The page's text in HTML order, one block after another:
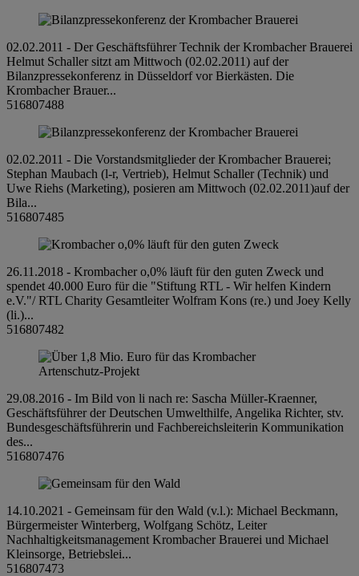
02.02.2011 - Der Geschäftsführer Technik der Krombacher Brauerei
Helmut Schaller sitzt am Mittwoch (02.02.2011) auf der
Bilanzpressekonferenz in Düsseldorf vor Bierkästen. Die
Krombacher Brauer...
516807488
02.02.2011 - Die Vorstandsmitglieder der Krombacher Brauerei;
Stephan Maubach (l-r, Vertrieb), Helmut Schaller (Technik) und
Uwe Riehs (Marketing), posieren am Mittwoch (02.02.2011)auf der
Bila...
516807485
26.11.2018 - Krombacher o,0% läuft für den guten Zweck und
spendet 40.000 Euro für die "Stiftung RTL - Wir helfen Kindern
e.V."/ RTL Charity Gesamtleiter Wolfram Kons (re.) und Joey Kelly
(li.)...
516807482
29.08.2016 - Im Bild von li nach re: Sascha Müller-Kraenner,
Geschäftsführer der Deutschen Umwelthilfe, Angelika Richter, stv.
Bundesgeschäftsführerin und Fachbereichsleiterin Kommunikation
des...
516807476
14.10.2021 - Gemeinsam für den Wald (v.l.): Michael Beckmann,
Bürgermeister Winterberg, Wolfgang Schötz, Leiter
Nachhaltigkeitsmanagement Krombacher Brauerei und Michael
Kleinsorge, Betriebslei...
516807473